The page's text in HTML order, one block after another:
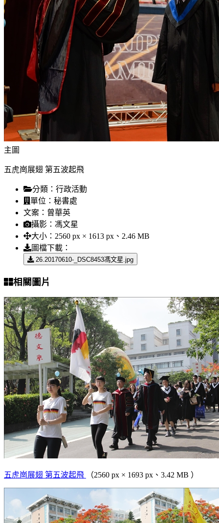
主圖
五虎崗展翅 第五波起飛
分類： 行政活動
單位： 秘書處
文案： 曾華英
攝影： 馮文星
大小： 2560 px × 1613 px、2.46 MB
圖檔下載：
26.20170610-_DSC8453馮文星.jpg
相關圖片
五虎崗展翅 第五波起飛 （2560 px × 1693 px、3.42 MB ）